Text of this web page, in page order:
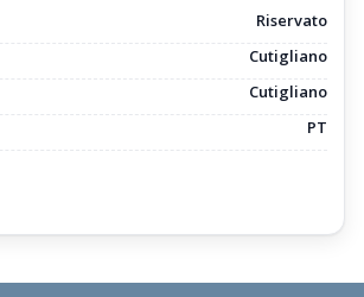
Riservato
Cutigliano
Cutigliano
PT